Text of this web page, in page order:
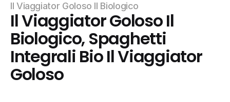
Il Viaggiator Goloso Il Biologico
Il Viaggiator Goloso Il
Biologico, Spaghetti
Integrali Bio Il Viaggiator
Goloso